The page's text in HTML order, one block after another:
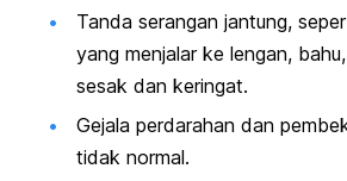
Tanda serangan jantung,
yang menjalar ke lengan,
sesak dan keringat.
Gejala perdarahan dan
tidak normal.